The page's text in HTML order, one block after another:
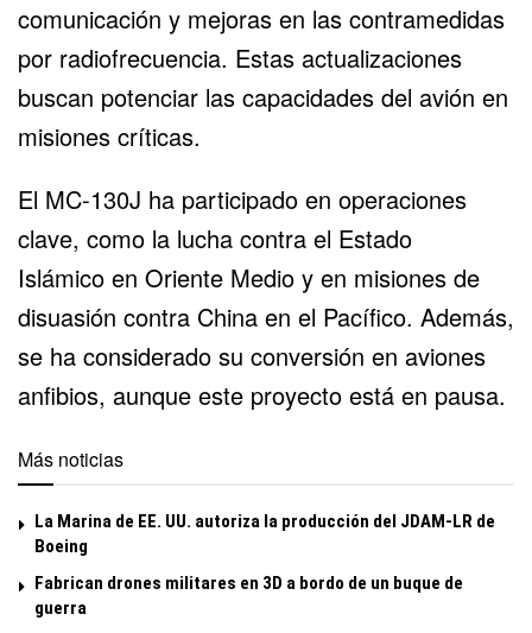
comunicación y mejoras en las contramedidas
por radiofrecuencia. Estas actualizaciones
buscan potenciar las capacidades del avión en
misiones críticas.
El MC-130J ha participado en operaciones
clave, como la lucha contra el Estado
Islámico en Oriente Medio y en misiones de
disuasión contra China en el Pacífico. Además,
se ha considerado su conversión en aviones
anfibios, aunque este proyecto está en pausa.
Más noticias
La Marina de EE. UU. autoriza la producción del JDAM-LR de
Boeing
Fabrican drones militares en 3D a bordo de un buque de
guerra